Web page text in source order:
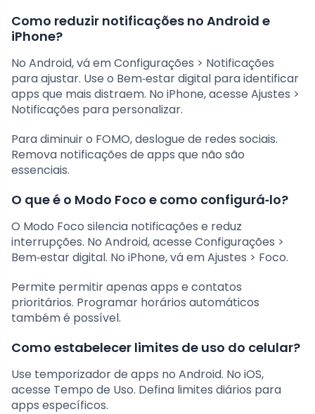
Como reduzir notificações no Android e
iPhone?
No Android, vá em Configurações > Notificações
para ajustar. Use o Bem‑estar digital para identificar
apps que mais distraem. No iPhone, acesse Ajustes >
Notificações para personalizar.
Para diminuir o FOMO, deslogue de redes sociais.
Remova notificações de apps que não são
essenciais.
O que é o Modo Foco e como configurá‑lo?
O Modo Foco silencia notificações e reduz
interrupções. No Android, acesse Configurações >
Bem‑estar digital. No iPhone, vá em Ajustes > Foco.
Permite permitir apenas apps e contatos
prioritários. Programar horários automáticos
também é possível.
Como estabelecer limites de uso do celular?
Use temporizador de apps no Android. No iOS,
acesse Tempo de Uso. Defina limites diários para
apps específicos.